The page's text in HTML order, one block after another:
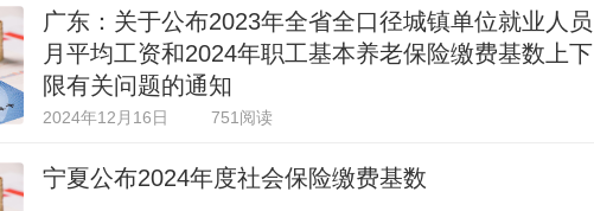
广东：关于公布2023年全省全口径城镇单位就业人员
月平均工资和2024年职工基本养老保险缴费基数上下
限有关问题的通知
2024年12月16日 751阅读
宁夏公布2024年度社会保险缴费基数